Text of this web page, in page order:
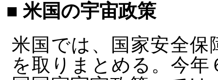
■ 米国の宇宙政策
米国では、国家安全保
を取りまとめる。今